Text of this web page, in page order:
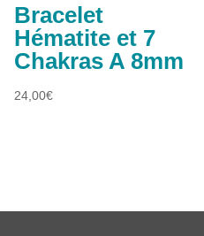
Bracelet
Hématite et 7
Chakras A 8mm
24,00€